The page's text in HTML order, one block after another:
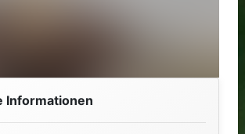
Informationen